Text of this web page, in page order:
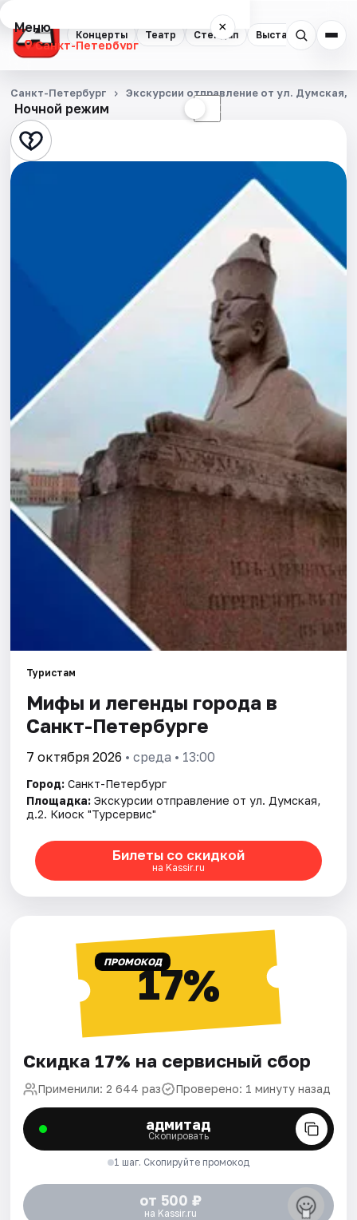
Концерты Театр Стендап Выставки
Меню ×
Санкт-Петербург
Концерты
Театр
Стендап
Города
Артисты
Рейтинги
Ночной режим ☾
Санкт-Петербург Экскурсии отправление от ул. Думская,
Туристам
Мифы и легенды города в
Санкт-Петербурге
7 октября 2026 • среда • 13:00
Город: Санкт-Петербург
Площадка: Экскурсии отправление от ул. Думская,
д.2. Киоск "Турсервис"
Билеты со скидкой
на Kassir.ru
ПРОМОКОД17%
Скидка 17% на сервисный сбор
Применили: 2 644 раз Проверено: 1 минуту назад
адмитад
Скопировать
1 шаг. Скопируйте промокод
от 500 ₽
на Kassir.ru